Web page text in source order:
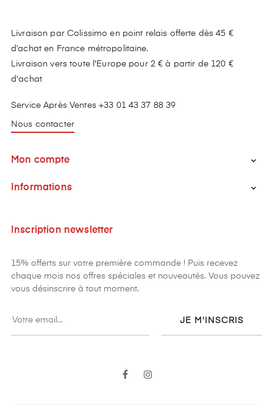
Livraison par Colissimo en point relais offerte dès 45 €
d’achat en France métropolitaine.
Livraison vers toute l'Europe pour 2 € à partir de 120 €
d'achat
Service Après Ventes +33 01 43 37 88 39
Nous contacter
Mon compte 
Informations 
Inscription newsletter
15% offerts sur votre première commande ! Puis recevez
chaque mois nos offres spéciales et nouveautés. Vous pouvez
vous désinscrire à tout moment.
JE M'INSCRIS
Facebook